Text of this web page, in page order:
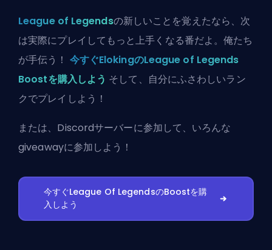
League of Legendsの新しいことを覚えたなら、次
は実際にプレイしてもっと上手くなる番だよ。俺たち
が手伝う！ 今すぐElokingのLeague of Legends
Boostを購入しよう そして、自分にふさわしいラン
クでプレイしよう！
または、 Discordサーバーに参加して、いろんな
giveawayに参加しよう！
今すぐLeague Of LegendsのBoostを購
入しよう